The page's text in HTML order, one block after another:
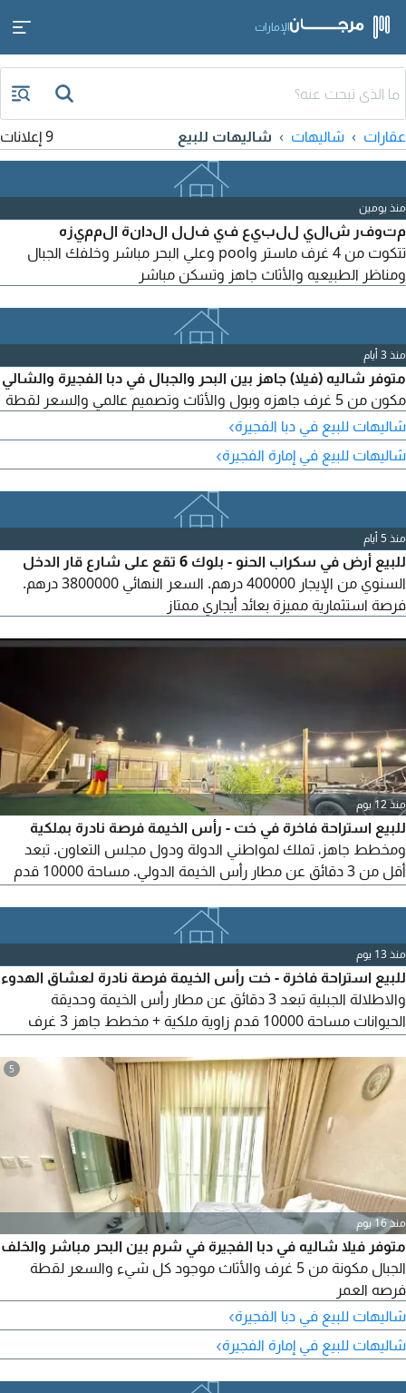
الإمارات
عقارات شاليهات شاليهات للبيع 9 إعلانات
منذ يومين
متوفر شالي للبيع في فلل الدانة المميزه
تتكوت من 4 غرف ماستر وpool وعلي البحر مباشر وخلفك الجبال
ومناظر الطبيعيه والأثاث جاهز وتسكن مباشر
منذ 3 أيام
متوفر شاليه (فيلا) جاهز بين البحر والجبال في دبا الفجيرة والشالي
مكون من 5 غرف جاهزه وبول والأثاث وتصميم عالمي والسعر لقطة
شاليهات للبيع في دبا الفجيرة›
شاليهات للبيع في إمارة الفجيرة›
منذ 5 أيام
للبيع أرض في سكراب الحنو - بلوك 6 تقع على شارع قار الدخل
السنوي من الإيجار 400000 درهم. السعر النهائي 3800000 درهم.
فرصة استثمارية مميزة بعائد أيجاري ممتاز
منذ 12 يوم
للبيع استراحة فاخرة في خت - رأس الخيمة فرصة نادرة بملكية
ومخطط جاهز، تملك لمواطني الدولة ودول مجلس التعاون. تبعد
أقل من 3 دقائق عن مطار رأس الخيمة الدولي. مساحة 10000 قدم
جلسات خارجية، ألعاب اطفال، منطقة شواء، ومفروشة بالكامل. بناء
مسلح مع شهادة انجاز وضمان مقاول
منذ 13 يوم
للبيع استراحة فاخرة - خت رأس الخيمة فرصة نادرة لعشاق الهدوء
والاطلالة الجبلية تبعد 3 دقائق عن مطار رأس الخيمة وحديقة
الحيوانات مساحة 10000 قدم زاوية ملكية + مخطط جاهز 3 غرف
+ منطقة شواء مفروشة بالكامل وجاهزة للسكن بناء مسلح مع
شهادة انجاز وضمان مقاول من المالك مباشرة
5
منذ 16 يوم
متوفر فيلا شاليه في دبا الفجيرة في شرم بين البحر مباشر والخلف
الجبال مكونة من 5 غرف والأثاث موجود كل شيء والسعر لقطة
فرصه العمر
شاليهات للبيع في دبا الفجيرة›
شاليهات للبيع في إمارة الفجيرة›